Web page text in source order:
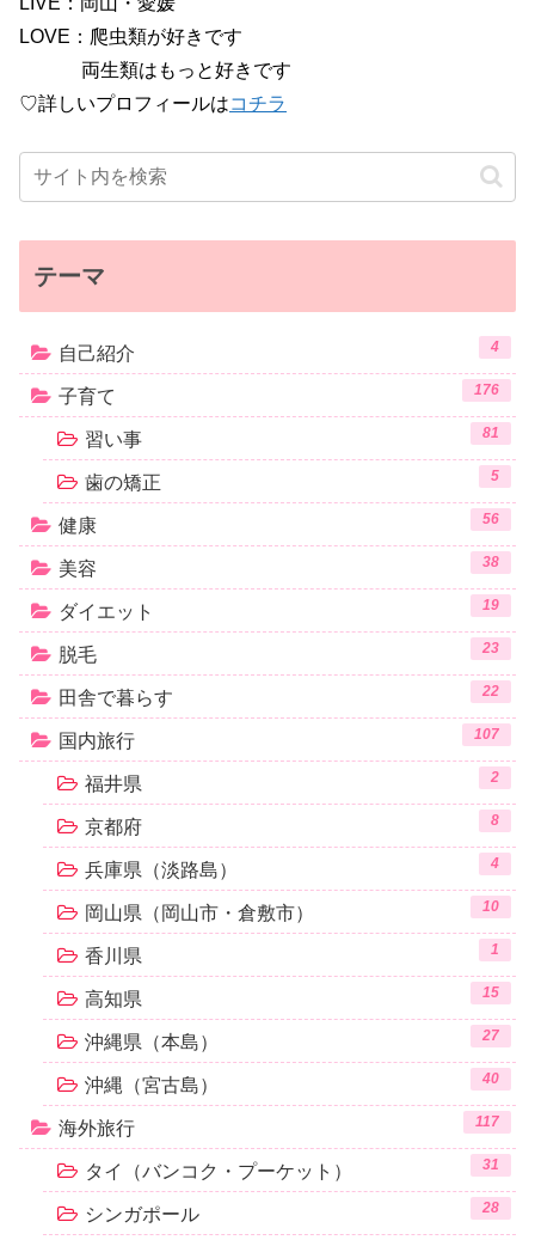
LOVE：爬虫類が好きです
両生類はもっと好きです
♡詳しいプロフィールはコチラ
テーマ
自己紹介 4
子育て 176
習い事 81
歯の矯正 5
健康 56
美容 38
ダイエット 19
脱毛 23
田舎で暮らす 22
国内旅行 107
福井県 2
京都府 8
兵庫県（淡路島） 4
岡山県（岡山市・倉敷市） 10
香川県 1
高知県 15
沖縄県（本島） 27
沖縄（宮古島） 40
海外旅行 117
タイ（バンコク・プーケット） 31
シンガポール 28